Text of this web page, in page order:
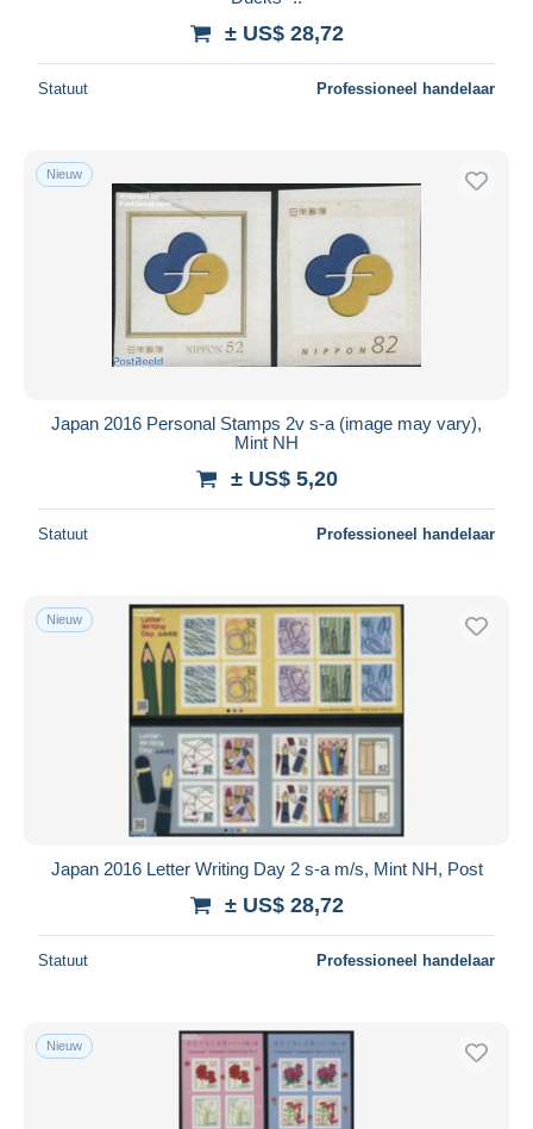
± US$ 28,72
Statuut Professioneel handelaar
Nieuw
Japan 2016 Personal Stamps 2v s-a (image may vary),
Mint NH
± US$ 5,20
Statuut Professioneel handelaar
Nieuw
Japan 2016 Letter Writing Day 2 s-a m/s, Mint NH, Post
± US$ 28,72
Statuut Professioneel handelaar
Nieuw